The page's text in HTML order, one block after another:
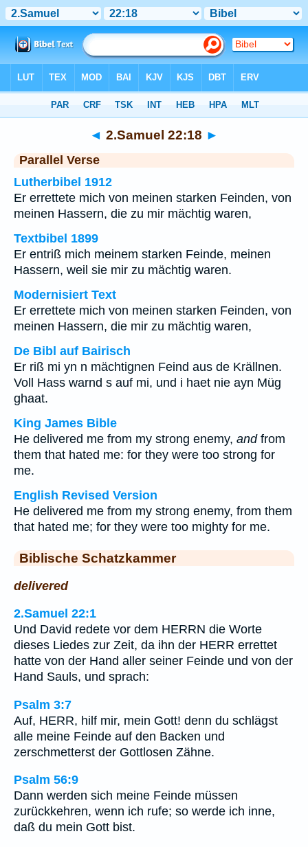
◄ 2.Samuel 22:18 ►
Parallel Verse
Lutherbibel 1912
Er errettete mich von meinen starken Feinden, von
meinen Hassern, die zu mir mächtig waren,
Textbibel 1899
Er entriß mich meinem starken Feinde, meinen
Hassern, weil sie mir zu mächtig waren.
Modernisiert Text
Er errettete mich von meinen starken Feinden, von
meinen Hassern, die mir zu mächtig waren,
De Bibl auf Bairisch
Er riß mi yn n mächtignen Feind aus de Krällnen.
Voll Hass warnd s auf mi, und i haet nie ayn Müg
ghaat.
King James Bible
He delivered me from my strong enemy, andfrom
them that hated me: for they were too strong for
me.
English Revised Version
He delivered me from my strong enemy, from them
that hated me; for they were too mighty for me.
Biblische Schatzkammer
delivered
2.Samuel 22:1
Und David redete vor dem HERRN die Worte
dieses Liedes zur Zeit, da ihn der HERR errettet
hatte von der Hand aller seiner Feinde und von der
Hand Sauls, und sprach:
Psalm 3:7
Auf, HERR, hilf mir, mein Gott! denn du schlägst
alle meine Feinde auf den Backen und
zerschmetterst der Gottlosen Zähne.
Psalm 56:9
Dann werden sich meine Feinde müssen
zurückkehren, wenn ich rufe; so werde ich inne,
daß du mein Gott bist.